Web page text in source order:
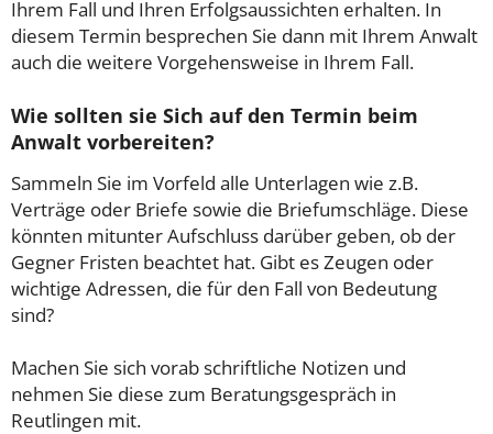
Ihrem Fall und Ihren Erfolgsaussichten erhalten. In
diesem Termin besprechen Sie dann mit Ihrem Anwalt
auch die weitere Vorgehensweise in Ihrem Fall.
Wie sollten sie Sich auf den Termin beim
Anwalt vorbereiten?
Sammeln Sie im Vorfeld alle Unterlagen wie z.B.
Verträge oder Briefe sowie die Briefumschläge. Diese
könnten mitunter Aufschluss darüber geben, ob der
Gegner Fristen beachtet hat. Gibt es Zeugen oder
wichtige Adressen, die für den Fall von Bedeutung
sind?
Machen Sie sich vorab schriftliche Notizen und
nehmen Sie diese zum Beratungsgespräch in
Reutlingen mit.